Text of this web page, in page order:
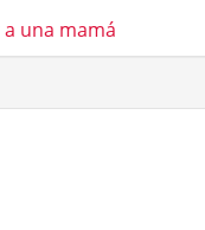
una mamá